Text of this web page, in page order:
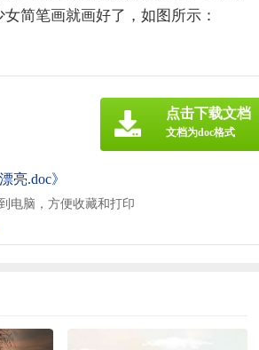
简笔画就画好了，如图所示：
亮.doc》
电脑，方便收藏和打印
点击下载文档
文档为doc格式